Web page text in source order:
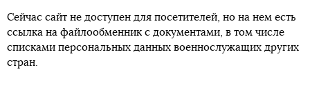
Сейчас сайт не доступен для посетителей, но на нем есть
ссылка на файлообменник с документами, в том числе
списками персональных данных военнослужащих других
стран.